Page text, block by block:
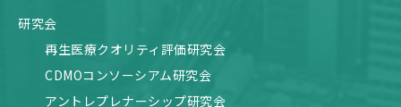
研究会
再生医療クオリティ評価研究会
CDMOコンソーシアム研究会
アントレプレナーシップ研究会